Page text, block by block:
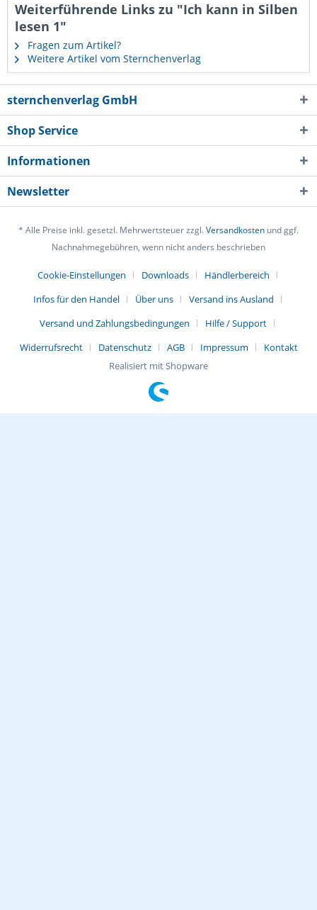
Weiterführende Links zu "Ich kann in Silben
lesen 1"
Fragen zum Artikel?
Weitere Artikel vom Sternchenverlag
sternchenverlag GmbH
Shop Service
Informationen
Newsletter
* Alle Preise inkl. gesetzl. Mehrwertsteuer zzgl.Versandkosten und ggf.
Nachnahmegebühren, wenn nicht anders beschrieben
Cookie-Einstellungen Downloads
Händlerbereich
Infos für den Handel
Über uns
Versand ins Ausland
Versand und Zahlungsbedingungen
Hilfe / Support
Widerrufsrecht
Datenschutz AGB Impressum
Kontakt
Realisiert mit Shopware